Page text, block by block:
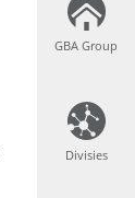
GBA Group
Divisies
GBA Group
Divisies